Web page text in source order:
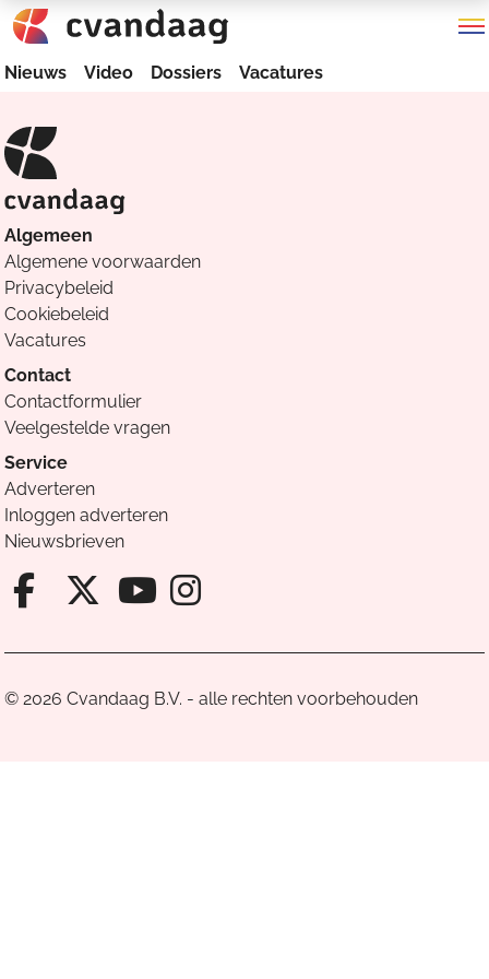
Nieuws Video Dossiers Vacatures
Algemeen
Algemene voorwaarden
Privacybeleid
Cookiebeleid
Vacatures
Contact
Contactformulier
Veelgestelde vragen
Service
Adverteren
Inloggen adverteren
Nieuwsbrieven
Facebook van Cvandaag
X van Cvandaag
Instagram van
© 2026 Cvandaag B.V. - alle rechten voorbehouden